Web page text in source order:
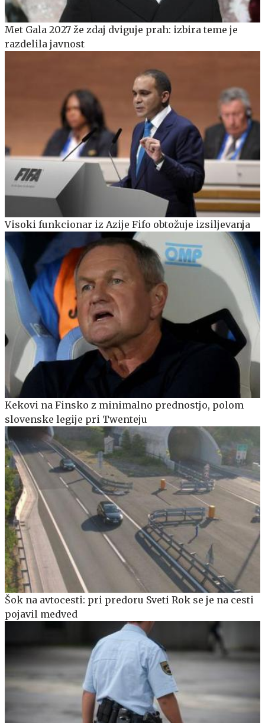
Met Gala 2027 že zdaj dviguje prah: izbira teme je
razdelila javnost
Visoki funkcionar iz Azije Fifo obtožuje izsiljevanja
Kekovi na Finsko z minimalno prednostjo, polom
slovenske legije pri Twenteju
Šok na avtocesti: pri predoru Sveti Rok se je na cesti
pojavil medved